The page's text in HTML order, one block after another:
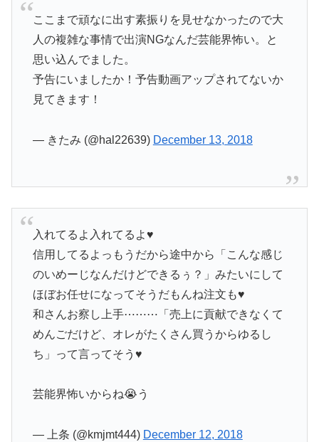
ここまで頑なに出す素振りを見せなかったので大
人の複雑な事情で出演NGなんだ芸能界怖い。と
思い込んでました。
予告にいましたか！予告動画アップされてないか
見てきます！
— きたみ (@hal22639) December 13, 2018
入れてるよ入れてるよ♥
信用してるよっもうだから途中から「こんな感じ
のいめーじなんだけどできるぅ？」みたいにして
ほぼお任せになってそうだもんね注文も♥
和さんお察し上手⋯⋯⋯「売上に貢献できなくて
めんごだけど、オレがたくさん買うからゆるし
ち」って言ってそう♥
芸能界怖いからね😭う
— 上条 (@kmjmt444) December 12, 2018